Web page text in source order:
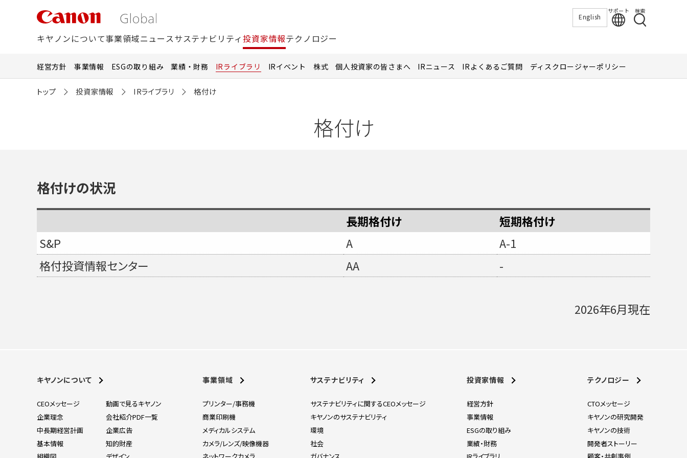
本
English
サポート 検索
キヤノンについて事業領域ニュースサステナビリティ投資家情報テクノロジー
経営方針 事業情報 ESGの取り組み 業績・財務 IRライブラリ IRイベント 株式 個人投資家の皆さまへ IRニュース IRよくあるご質問 ディスクロージャーポリシー
トップ 投資家情報 IRライブラリ 格付け
格付け
格付けの状況
長期格付け
短期格付け
S&P
A
A-1
格付投資情報センター
AA -
2026年6月現在
キヤノンについて
CEOメッセージ
企業理念
中長期経営計画
基本情報
動画で見るキヤノン
会社紹介PDF一覧
企業広告
知的財産
事業領域
プリンター/事務機
商業印刷機
メディカルシステム
カメラ/レンズ/映像機器
サステナビリティ
サステナビリティに関するCEOメッセージ
キヤノンのサステナビリティ
環境
社会
投資家情報
経営方針
事業情報
ESGの取り組み
業績・財務
テクノロジー
CTOメッセージ
キヤノンの研究開発
キヤノンの技術
開発者ストーリー